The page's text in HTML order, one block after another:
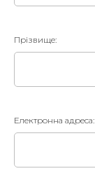
Прізвище:
Електронна адреса: